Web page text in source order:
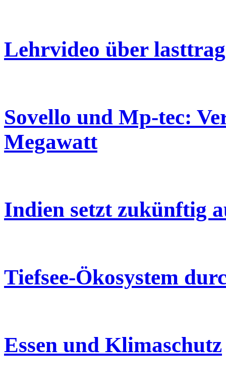
Lehrvideo über
Sovello und Mp-tec:
Megawatt
Indien setzt zukünftig
Tiefsee-Ökosystem
Essen und Klimaschutz